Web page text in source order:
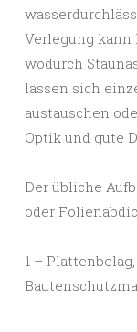
Verlegung kann
wodurch
lassen sich
austauschen
Optik und gute
Der übliche
oder
1 –